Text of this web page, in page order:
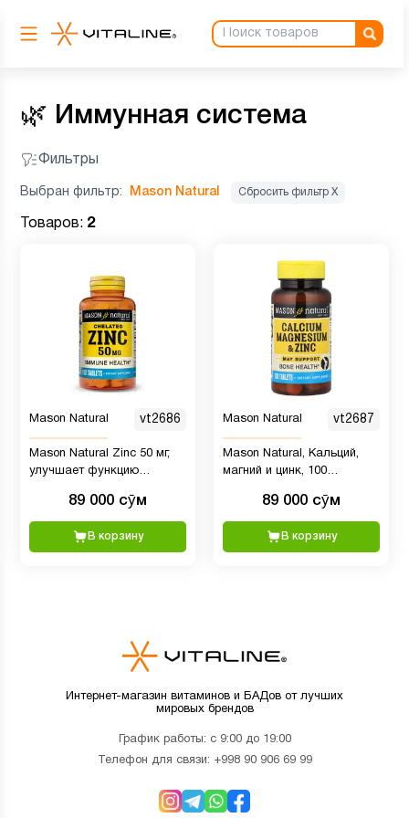
🌿 Иммунная система
Фильтры
Выбран фильтр: Mason Natural Сбросить фильтр Х
Товаров: 2
Mason Natural vt2686
Mason Natural Zinc 50 мг,
улучшает функцию
таблеток89 000 сӯм
В корзину
Mason Natural vt2687
Mason Natural, Кальций,
магний и цинк, 100
89 000 сӯм
В корзину
Интернет-магазин витаминов и БАДов от лучших
мировых брендов
График работы: с 9:00 до 19:00
Телефон для связи: +998 90 906 69 99